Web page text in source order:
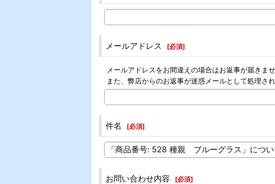
メールアドレス [必須]
メールアドレスをお間違えの場合はお返事が届きま
また、弊店からのお返事が迷惑メールとして処理さ
件名 [必須]
お問い合わせ内容 [必須]